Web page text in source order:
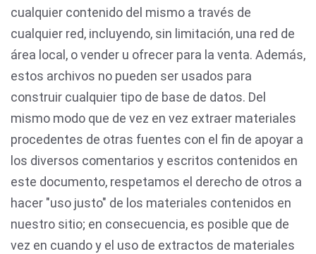
cualquier contenido del mismo a través de
cualquier red, incluyendo, sin limitación, una red de
área local, o vender u ofrecer para la venta. Además,
estos archivos no pueden ser usados para
construir cualquier tipo de base de datos. Del
mismo modo que de vez en vez extraer materiales
procedentes de otras fuentes con el fin de apoyar a
los diversos comentarios y escritos contenidos en
este documento, respetamos el derecho de otros a
hacer "uso justo" de los materiales contenidos en
nuestro sitio; en consecuencia, es posible que de
vez en cuando y el uso de extractos de materiales